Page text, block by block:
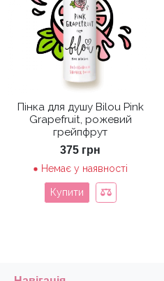
Пінка для душу Bilou Pink
Grapefruit, рожевий
грейпфрут
375 грн
Немає у наявності
Купити